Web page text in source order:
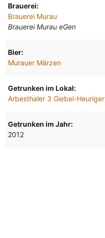
Brauerei:
Brauerei Murau
Brauerei Murau eGen
Bier:
Murauer Märzen
Getrunken im Lokal:
Arbesthaler 3 Giebel-Heuriger
Getrunken im Jahr:
2012